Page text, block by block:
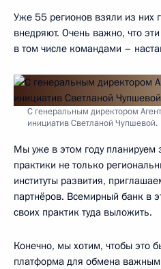
Уже 55 регионов взяли из них
внедряют. Очень важно, что
в том числе командами –
С генеральным директором
инициатив Светланой Чупшевой.
Мы уже в этом году планируем
практики не только
институты развития,
партнёров. Всемирный банк в
своих практик туда выложить.
Конечно, мы хотим, чтобы это
платформа для обмена